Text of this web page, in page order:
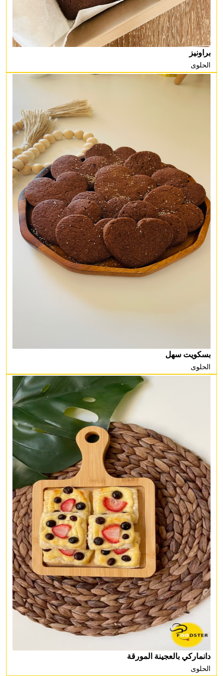
براونيز
الحلوى
بسكويت سهل
الحلوى
دانماركي بالعجينة المورقة
الحلوى